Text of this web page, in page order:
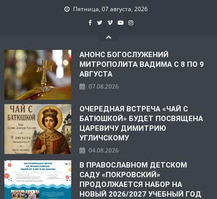
Пятница, 07 августа, 2026
АНОНС БОГОСЛУЖЕНИЙ
МИТРОПОЛИТА ВАДИМА С 8 ПО 9
АВГУСТА
07.08.2026
ОЧЕРЕДНАЯ ВСТРЕЧА «ЧАЙ С
БАТЮШКОЙ» БУДЕТ ПОСВЯЩЕНА
ЦАРЕВИЧУ ДИМИТРИЮ
УГЛИЧСКОМУ
04.08.2026
В ПРАВОСЛАВНОМ ДЕТСКОМ
САДУ «ПОКРОВСКИЙ»
ПРОДОЛЖАЕТСЯ НАБОР НА
НОВЫЙ 2026/2027 УЧЕБНЫЙ ГОД